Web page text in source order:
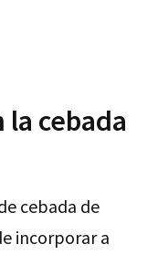
cebada
cebada de
incorporar a